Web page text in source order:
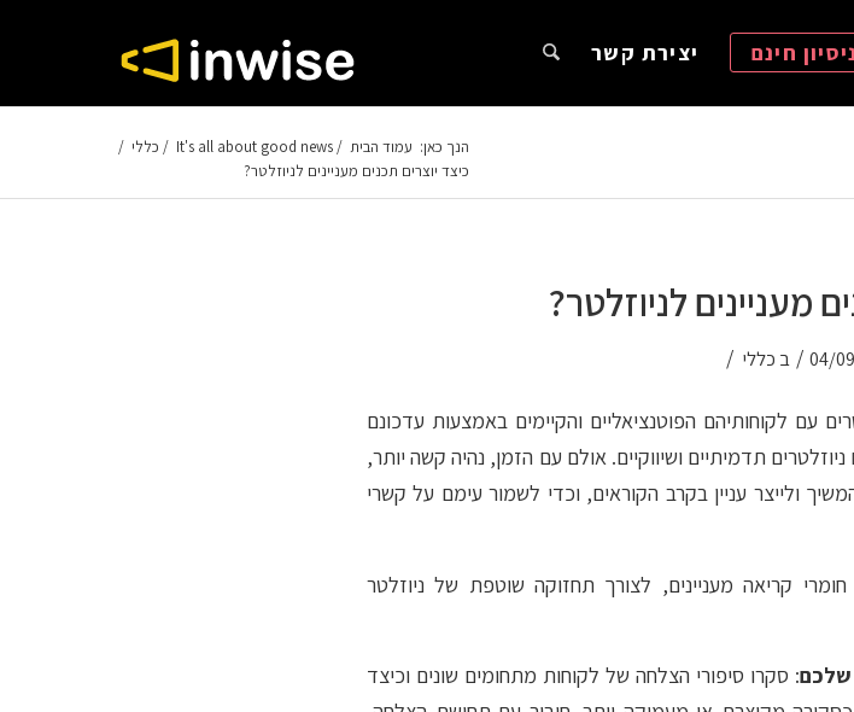
חינם יצירת קשר
הנך כאן: עמוד הבית /
It's all about good news
/ כללי /
כיצד יוצרים תכנים מעניינים לניוזלטר?
מעניינים לניוזלטר?
04/
/ ב כללי /
עם לקוחותיהם הפוטנציאליים והקיימים באמצעות עדכונם
תדמיתיים ושיווקיים. אולם עם הזמן, נהיה קשה יותר,
ולייצר עניין בקרב הקוראים, וכדי לשמור עימם על קשרי
קריאה מעניינים, לצורך תחזוקה שוטפת של ניוזלטר
שלכם: סקרו סיפורי הצלחה של לקוחות מתחומים שונים וכיצד